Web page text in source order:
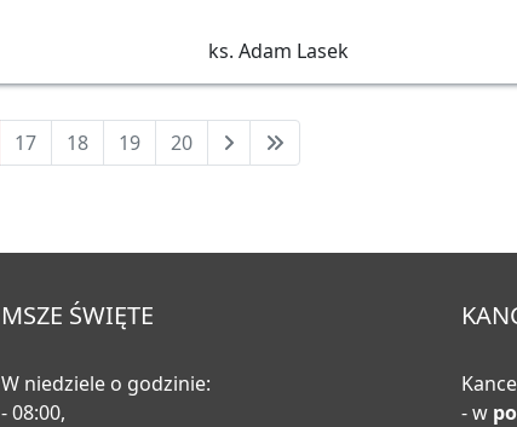
ks. Adam Lasek
17 18 19 20
MSZE ŚWIĘTE
W niedziele o godzinie:
- 08:00,
- w